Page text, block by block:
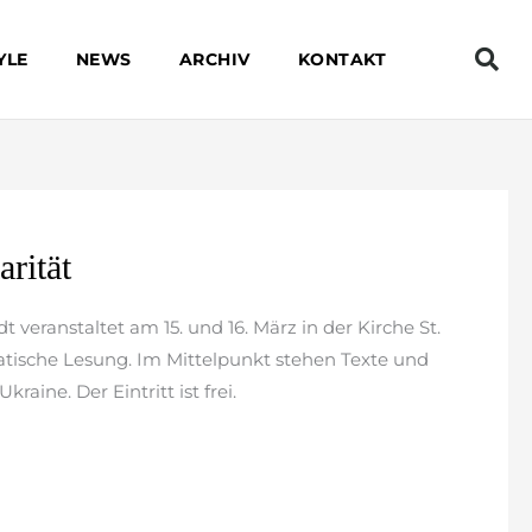
NEWS ARCHIV KONTAKT
veranstaltet am 15. und 16. März in der Kirche St.
Lesung. Im Mittelpunkt stehen Texte und
Der Eintritt ist frei.